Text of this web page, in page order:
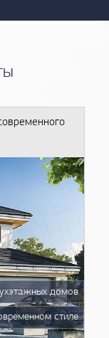
домов
стиле